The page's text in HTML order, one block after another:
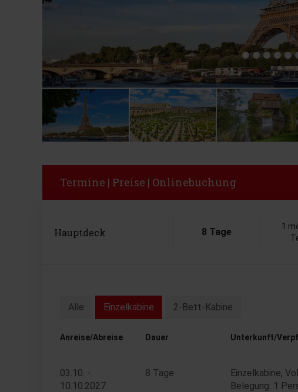
Termine | Preise | Onlinebuchung
Hauptdeck 8 Tage
1
Alle Einzelkabine 2-Bett-Kabine
Anreise/Abreise Dauer Unterkunft/
03.10. -
10.10.2027
8 Tage
Einzelkabine,
Belegung: 1